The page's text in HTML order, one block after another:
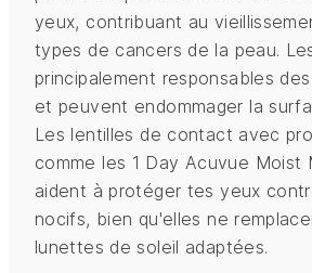
yeux, contribuant au
types de cancers de la peau.
principalement responsables
et peuvent endommager la
Les lentilles de contact avec
comme les 1 Day Acuvue Moist
aident à protéger tes yeux
nocifs, bien qu'elles ne
lunettes de soleil adaptées.